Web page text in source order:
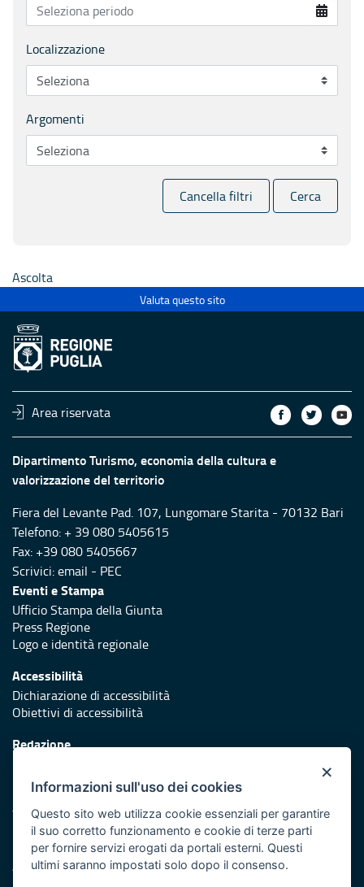
Localizzazione
Argomenti
Cancella filtri Cerca
Ascolta
Valuta questo sito
Area riservata
Dipartimento Turismo, economia della cultura e
valorizzazione del territorio
Fiera del Levante Pad. 107, Lungomare Starita - 70132 Bari
Telefono: + 39 080 5405615
Fax: +39 080 5405667
Scrivici:email - PEC
Eventi e Stampa
Ufficio Stampa della Giunta
Press Regione
Logo e identità regionale
Accessibilità
Dichiarazione di accessibilità
Obiettivi di accessibilità
Redazione
Protezione civile
Vai al sito di Protezione Civile Puglia
Iniziativa finanziata con risorse del POR Puglia 2014/2020 -
Asse XI
×
Informazioni sull'uso dei cookies
Questo sito web utilizza cookie essenziali per garantire
il suo corretto funzionamento e cookie di terze parti
per fornire servizi erogati da portali esterni. Questi
ultimi saranno impostati solo dopo il consenso.